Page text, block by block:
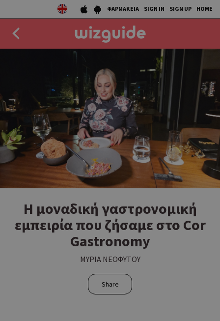
ΦΑΡΜΑΚΕΙΑ SIGN IN SIGN UP HOME
50 BEST
AGENDA
COLLECTIONS
STORIES
Η μοναδική γαστρονομική
εμπειρία που ζήσαμε στο Cor
Gastronomy
ΜΥΡΙΑ ΝΕΟΦΥΤΟΥ
Share